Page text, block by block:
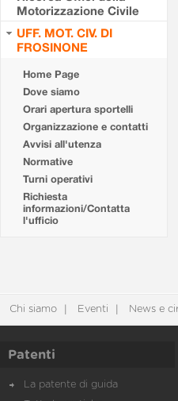
Motorizzazione Civile
UFF. MOT. CIV. DI
FROSINONE
Home Page
Dove siamo
Orari apertura sportelli
Organizzazione e contatti
Avvisi all'utenza
Normative
Turni operativi
Richiesta
informazioni/Contatta
l'ufficio
Chi siamo Eventi News e
Patenti
La patente di guida